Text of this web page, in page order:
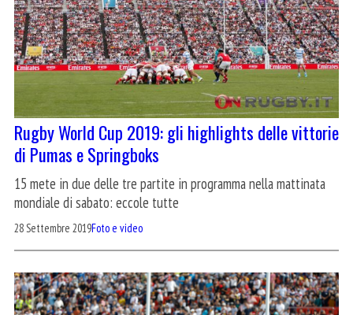
Rugby World Cup 2019: gli highlights delle vittorie
di Pumas e Springboks
15 mete in due delle tre partite in programma nella mattinata
mondiale di sabato: eccole tutte
28 Settembre 2019Foto e video